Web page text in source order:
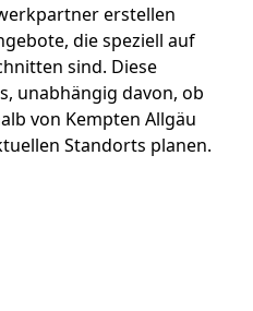
erstellen
die speziell auf
sind. Diese
unabhängig davon, ob
von Kempten Allgäu
Standorts planen.